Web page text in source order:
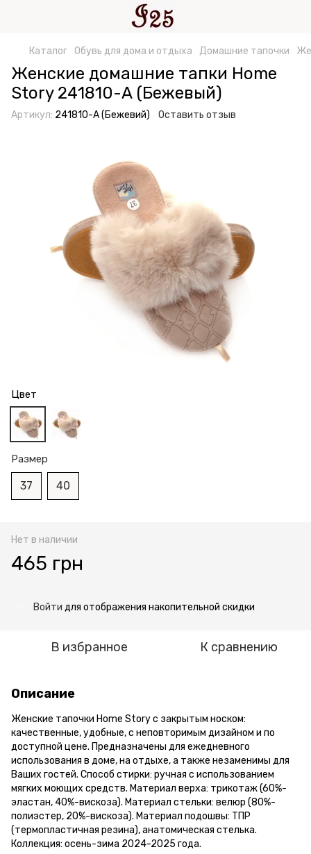
Каталог Обувь для дома и отдыха Домашние тапочки
Женские домашние тапки Home
Story 241810-А (Бежевый)
Артикул: 241810-А (Бежевий) Оставить отзыв
Цвет
Размер
37 40
Нет в наличии
465 грн
Войти для отображения накопительной скидки
В избранное К сравнению
Описание
Женские тапочки Home Story с закрытым носком:
качественные, удобные, с неповторимым дизайном и по
доступной цене. Предназначены для ежедневного
использования в доме, на отдыхе, а также незаменимы для
Ваших гостей. Способ стирки: ручная с использованием
мягких моющих средств. Материал верха: трикотаж (60%-
эластан, 40%-вискоза). Материал стельки: велюр (80%-
полиэстер, 20%-вискоза). Материал подошвы: ТПР
(термопластичная резина), анатомическая стелька.
Коллекция: осень-зима 2024-2025 года.